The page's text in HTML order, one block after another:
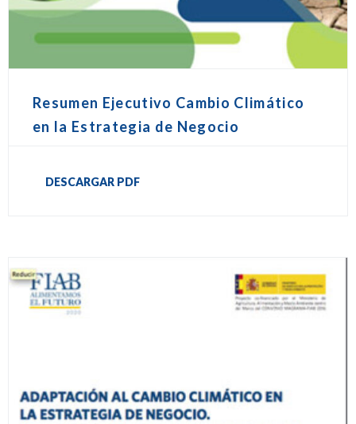
Resumen Ejecutivo Cambio Climático
en la Estrategia de Negocio
DESCARGAR PDF